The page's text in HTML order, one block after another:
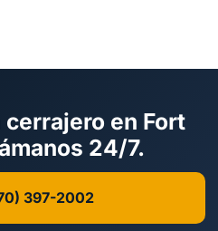
en Fort
24/7.
397-2002